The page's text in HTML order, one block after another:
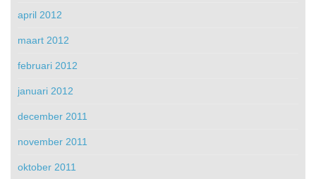
april 2012
maart 2012
februari 2012
januari 2012
december 2011
november 2011
oktober 2011